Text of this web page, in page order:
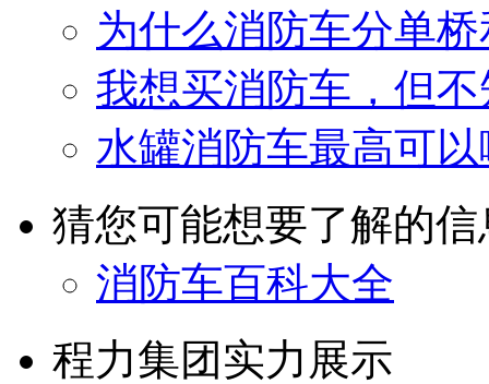
为什么消防车分单
我想买消防车，但
水罐消防车最高可
猜您可能想要了解的信
消防车百科大全
程力集团实力展示